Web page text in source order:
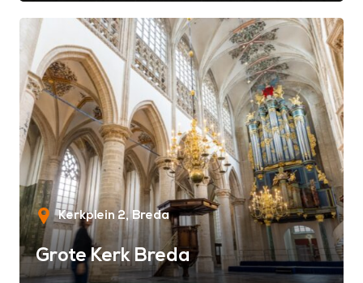
Kerkplein 2 Breda
Grote Kerk Breda